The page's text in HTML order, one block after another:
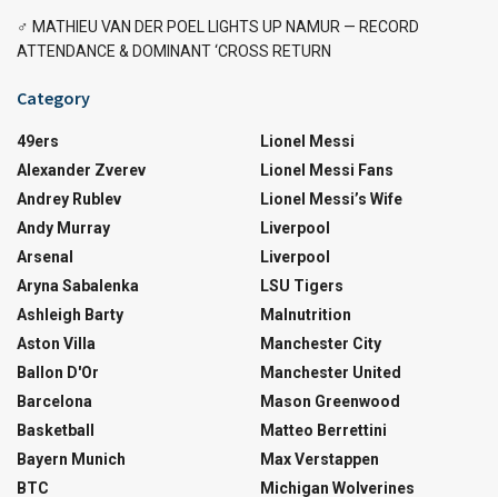
‍♂️ MATHIEU VAN DER POEL LIGHTS UP NAMUR — RECORD
ATTENDANCE & DOMINANT ‘CROSS RETURN
Category
49ers
Alexander Zverev
Andrey Rublev
Andy Murray
Arsenal
Aryna Sabalenka
Ashleigh Barty
Aston Villa
Ballon D'Or
Barcelona
Basketball
Bayern Munich
BTC
Lionel Messi
Lionel Messi Fans
Lionel Messi’s Wife
Liverpool
Liverpool
LSU Tigers
Malnutrition
Manchester City
Manchester United
Mason Greenwood
Matteo Berrettini
Max Verstappen
Michigan Wolverines